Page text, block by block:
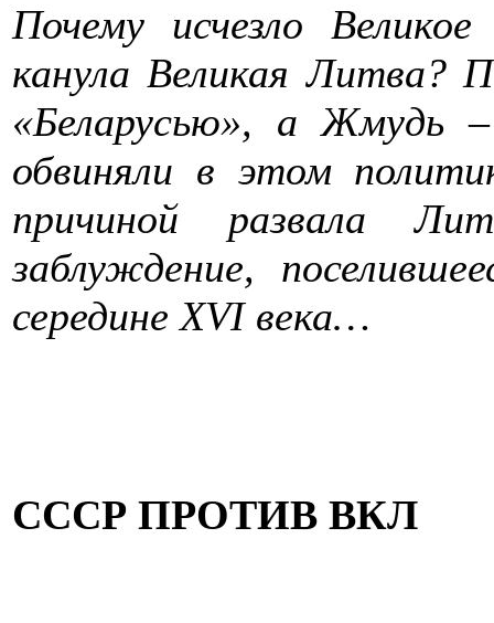
Почему исчезло
канула Великая Литва?
«Беларусью», а Жмудь
обвиняли в этом
причиной развала
заблуждение,
середине XVI века…
СССР ПРОТИВ ВКЛ